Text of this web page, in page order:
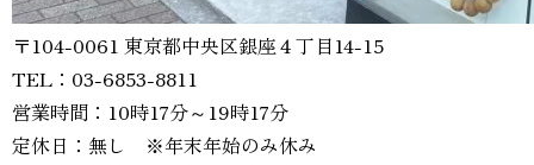
〒104-0061 東京都中央区銀座４丁目14-15
TEL：03-6853-8811
営業時間：10時17分～19時17分
定休日：無し ※年末年始のみ休み